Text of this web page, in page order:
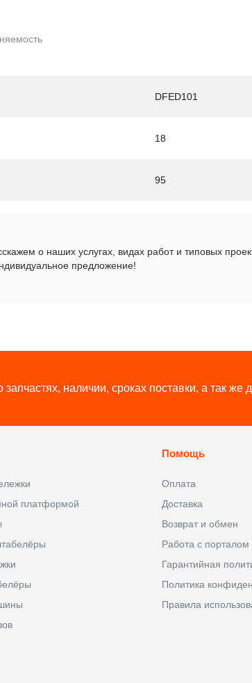
DFED101
18
95
о наших услугах, видах работ и типовых
предложение!
наличии, сроках поставки, а так
платформой
Помощь
Оплата
Доставка
Возврат и обмен
Работа с порталом
Гарантийная
Политика
Правила